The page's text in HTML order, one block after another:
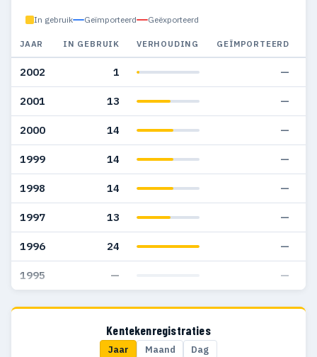
In gebruik Geïmporteerd Geëxporteerd
JAAR IN GEBRUIK VERHOUDING GEÏMPORTEERD
2002 1 —
2001 13 —
2000 14 —
1999 14 —
1998 14 —
1997 13 —
1996 24 —
1995 — —
Kentekenregistraties
Jaar Maand Dag